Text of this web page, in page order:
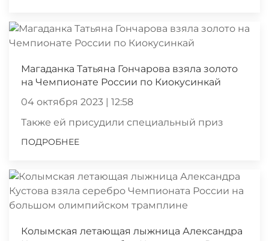
Магаданка Татьяна Гончарова взяла золото
на Чемпионате России по Киокусинкай
04 октября 2023 | 12:58
Также ей присудили специальный приз
ПОДРОБНЕЕ
Колымская летающая лыжница Александра